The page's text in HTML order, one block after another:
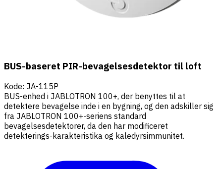
BUS-baseret PIR-bevagelsesdetektor til loft
Kode: JA-115P
BUS-enhed i JABLOTRON 100+, der benyttes til at
detektere bevagelse inde i en bygning, og den adskiller sig
fra JABLOTRON 100+-seriens standard
bevagelsesdetektorer, da den har modificeret
detekterings-karakteristika og kaledyrsimmunitet.